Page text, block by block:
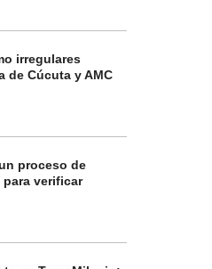
irregulares
de Cúcuta y AMC
proceso de
para verificar